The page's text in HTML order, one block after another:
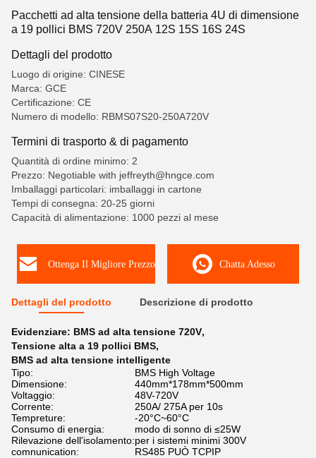
Pacchetti ad alta tensione della batteria 4U di dimensione
a 19 pollici BMS 720V 250A 12S 15S 16S 24S
Dettagli del prodotto
Luogo di origine: CINESE
Marca: GCE
Certificazione: CE
Numero di modello: RBMS07S20-250A720V
Termini di trasporto & di pagamento
Quantità di ordine minimo: 2
Prezzo: Negotiable with jeffreyth@hngce.com
Imballaggi particolari: imballaggi in cartone
Tempi di consegna: 20-25 giorni
Capacità di alimentazione: 1000 pezzi al mese
Ottenga Il Migliore Prezzo Chatta Adesso
Dettagli del prodotto Descrizione di prodotto
Evidenziare: BMS ad alta tensione 720V,
Tensione alta a 19 pollici BMS,
BMS ad alta tensione intelligente
Tipo:
BMS High Voltage
Dimensione:
440mm*178mm*500mm
Voltaggio:
48V-720V
Corrente:
250A/ 275A per 10s
Tempreture:
-20°C~60°C
Consumo di energia:
modo di sonno di ≤25W
Rilevazione dell'isolamento:per i sistemi minimi 300V
comnunication:
RS485 PUÒ TCPIP